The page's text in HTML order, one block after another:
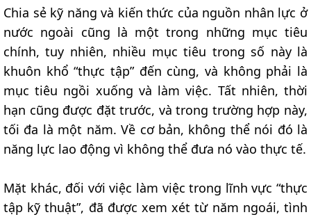
Chia sẻ kỹ năng và kiến thức của nguồn nhân lực ở
nước ngoài cũng là một trong những mục tiêu
chính, tuy nhiên, nhiều mục tiêu trong số này là
khuôn khổ “thực tập” đến cùng, và không phải là
mục tiêu ngồi xuống và làm việc. Tất nhiên, thời
hạn cũng được đặt trước, và trong trường hợp này,
tối đa là một năm. Về cơ bản, không thể nói đó là
năng lực lao động vì không thể đưa nó vào thực tế.
Mặt khác, đối với việc làm việc trong lĩnh vực “thực
tập kỹ thuật”, đã được xem xét từ năm ngoái, tình